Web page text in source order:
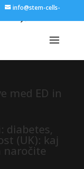
info@stem-cells-
med ED in
diabetes,
(UK): kaj
naročite